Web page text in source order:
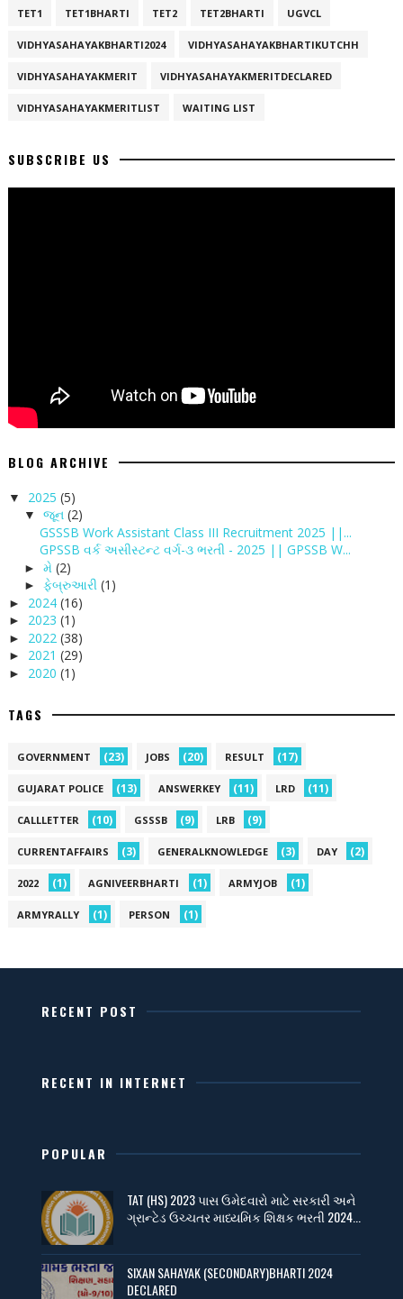
TET1 TET1BHARTI TET2 TET2BHARTI UGVCL
VIDHYASAHAYAKBHARTI2024 VIDHYASAHAYAKBHARTIKUTCHH
VIDHYASAHAYAKMERIT VIDHYASAHAYAKMERITDECLARED
VIDHYASAHAYAKMERITLIST WAITING LIST
SUBSCRIBE US
BLOG ARCHIVE
▼ 2025 (5)
▼ જૂન (2)
GSSSB Work Assistant Class III Recruitment 2025 ||...
GPSSB વર્ક અસીસ્ટન્ટ વર્ગ-૩ ભરતી - 2025 || GPSSB W...
► મે (2)
► ફેબ્રુઆરી (1)
► 2024 (16)
► 2023 (1)
► 2022 (38)
► 2021 (29)
► 2020 (1)
TAGS
GOVERNMENT (23) JOBS (20) RESULT (17)
GUJARAT POLICE (13) ANSWERKEY (11) LRD (11)
CALLLETTER (10) GSSSB (9) LRB (9)
CURRENTAFFAIRS (3) GENERALKNOWLEDGE (3) DAY (2)
2022 (1) AGNIVEERBHARTI (1) ARMYJOB (1)
ARMYRALLY (1) PERSON (1)
RECENT POST
RECENT IN INTERNET
POPULAR
TAT (HS) 2023 પાસ ઉમેદવારો માટે સરકારી અને
ગ્રાન્ટેડ ઉચ્ચતર માધ્યમિક શિક્ષક ભરતી 2024...
SIXAN SAHAYAK (SECONDARY)BHARTI 2024
DECLARED